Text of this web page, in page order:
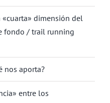
dimensión del
fondo / trail running
nos aporta?
entre los